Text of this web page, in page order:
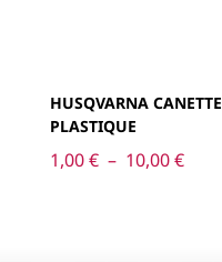
HUSQVARNA CANETTE
PLASTIQUE
1,00€ – 10,00€Plage